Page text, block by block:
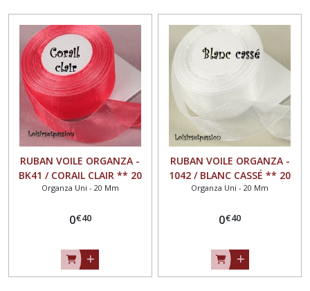
RUBAN VOILE ORGANZA -
BK41 / CORAIL CLAIR ** 20
mm ** Vendu au mètre -
Organza Uni - 20 Mm
0€40
RUBAN VOILE ORGANZA -
1042 / BLANC CASSÉ ** 20
mm ** Vendu au mètre -
Organza Uni - 20 Mm
0€40